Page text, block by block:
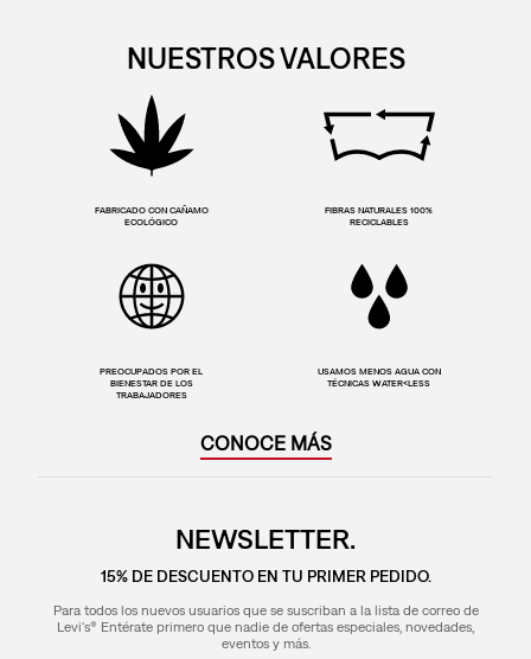
NUESTROS VALORES
FABRICADO CON CAÑAMO
ECOLÓGICO
FIBRAS NATURALES 100%
RECICLABLES
PREOCUPADOS POR EL
BIENESTAR DE LOS
TRABAJADORES
USAMOS MENOS AGUA CON
TÉCNICAS WATER<LESS
CONOCE MÁS
NEWSLETTER.
15% DE DESCUENTO EN TU PRIMER PEDIDO.
Para todos los nuevos usuarios que se suscriban a la lista de correo de
Levi's® Entérate primero que nadie de ofertas especiales, novedades,
eventos y más.